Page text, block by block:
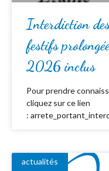
Interdiction
festifs
2026 inclus
Pour prendre
cliquez sur ce lien
:
actualités